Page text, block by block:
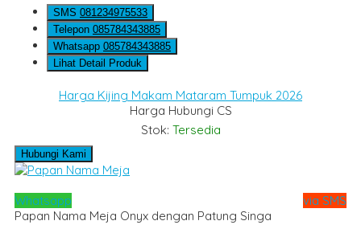
SMS 081234975533
Telepon 085784343885
Whatsapp 085784343885
Lihat Detail Produk
Harga Kijing Makam Mataram Tumpuk 2026
Harga Hubungi CS
Stok: Tersedia
Hubungi Kami
Whatsapp
via SMS
Papan Nama Meja Onyx dengan Patung Singa